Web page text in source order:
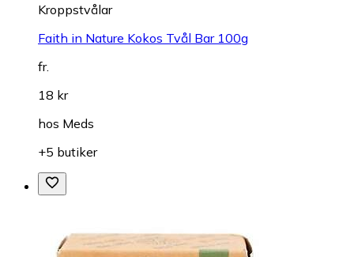
Kroppstvålar
Faith in Nature Kokos Tvål Bar 100g
fr.
18 kr
hos Meds
+5 butiker